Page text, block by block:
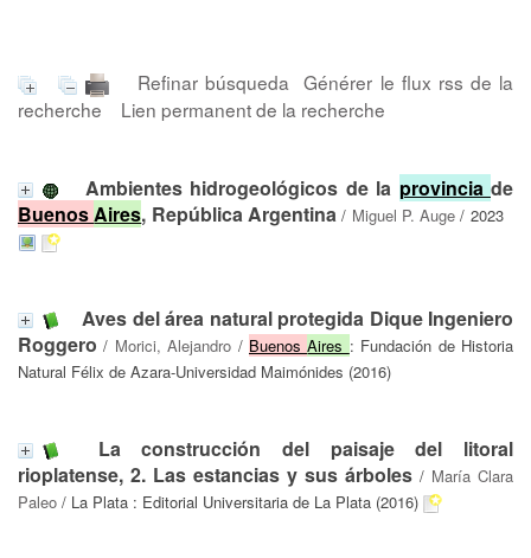
Refinar búsqueda
Générer le flux rss de la
recherche
Lien permanent de la recherche
Ambientes hidrogeológicos de la provincia de
BuenosAires, República Argentina/ Miguel P. Auge / 2023
Aves del área natural protegida Dique Ingeniero
Roggero / Morici, Alejandro / BuenosAires : Fundación de Historia
Natural Félix de Azara-Universidad Maimónides (2016)
La construcción del paisaje del litoral
rioplatense, 2. Las estancias y sus árboles / María Clara
Paleo / La Plata : Editorial Universitaria de La Plata (2016)